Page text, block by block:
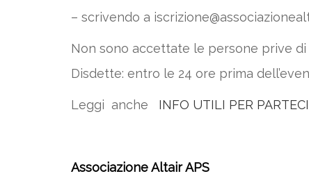
– scrivendo a
Non sono accettate le persone prive
Disdette: entro le 24 ore prima
Leggi anche INFO UTILI PER
Associazione Altair APS